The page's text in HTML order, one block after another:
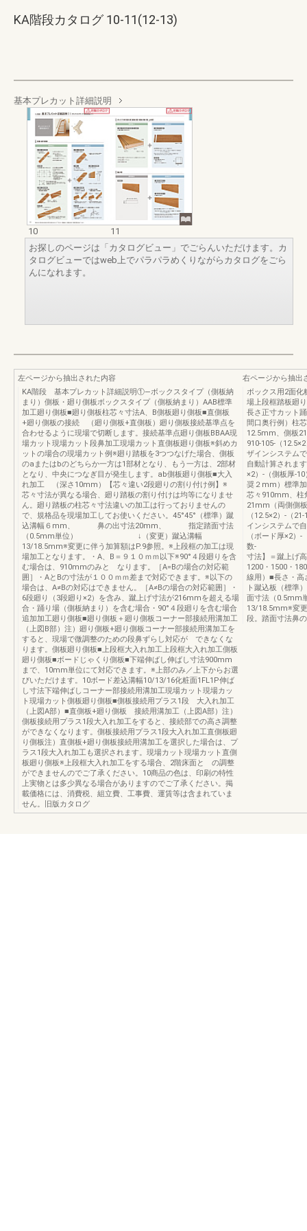
KA階段カタログ 10-11(12-13)
基本プレカット詳細説明
10
11
お探しのページは「カタログビュー」でごらんいただけます。カ
タログビューではweb上でパラパラめくりながらカタログをごら
んになれます。
左ページから抽出された内容
KA階段 基本プレカット詳細説明①—ボックスタイプ（側板納
まり）側板・廻り側板ボックスタイプ（側板納まり）AAB標準
加工廻り側板■廻り側板柱芯々寸法A、B側板廻り側板■直側板
+廻り側板の接続 （廻り側板+直側板）廻り側板接続基準点を
合わせるように現場で切断します。接続基準点廻り側板BBAA現
場カット現場カット段鼻加工現場カット直側板廻り側板※斜めカ
ットの場合の現場カット例※廻り踏板を3つつなげた場合、側板
のaまたはbのどちらか一方は1部材となり、もう一方は、2部材
となり、中央につなぎ目が発生します。ab側板廻り側板■大入
れ加工 （深さ10mm）【芯々違い2段廻りの割り付け例】※
芯々寸法が異なる場合、廻り踏板の割り付けは均等になりませ
ん。廻り踏板の柱芯々寸法違いの加工は行っておりませんの
で、規格品を現場加工してお使いください。45°45°（標準）蹴
込溝幅６mm、 鼻の出寸法20mm、 指定踏面寸法
（0.5mm単位） ↓（変更）蹴込溝幅
13/18.5mm※変更に伴う加算額はP.9参照。※上段框の加工は現
場加工となります。・A、B＝９１０ｍｍ以下※90°４段廻りを含
む場合は、910mmのみと なります。［A=Bの場合の対応範
囲］・AとBの寸法が１００ｍｍ差まで対応できます。※以下の
場合は、A≠Bの対応はできません。［A≠Bの場合の対応範囲］・
6段廻り（3段廻り×2）を含み、蹴上げ寸法が216mmを超える場
合・踊り場（側板納まり）を含む場合・90°４段廻りを含む場合
追加加工廻り側板■廻り側板＋廻り側板コーナー部接続用溝加工
（上図B部）注）廻り側板+廻り側板コーナー部接続用溝加工を
すると、現場で微調整のための段鼻ずらし対応が できなくな
ります。側板廻り側板■上段框大入れ加工上段框大入れ加工側板
廻り側板■ボードじゃくり側板■下端伸ばし伸ばし寸法900mm
まで、10mm単位にて対応できます。※上部のみ／上下からお選
びいただけます。10ボード差込溝幅10/13/16化粧面1FL1P伸ば
し寸法下端伸ばしコーナー部接続用溝加工現場カット現場カッ
ト現場カット側板廻り側板■側板接続用プラス1段 大入れ加工
（上図A部）■直側板+廻り側板 接続用溝加工（上図A部）注）
側板接続用プラス1段大入れ加工をすると、接続部での高さ調整
ができなくなります。側板接続用プラス1段大入れ加工直側板廻
り側板注）直側板+廻り側板接続用溝加工を選択した場合は、プ
ラス1段大入れ加工も選択されます。現場カット現場カット直側
板廻り側板※上段框大入れ加工をする場合、2階床面と の調整
ができませんのでご了承ください。10商品の色は、印刷の特性
上実物とは多少異なる場合がありますのでご了承ください。掲
載価格には、消費税、組立費、工事費、運賃等は含まれていま
せん。旧版カタログ
右ページから抽出
ボックス用2面化
場上段框踏板廻
長さ正寸カット
間口奥行例）柱
12.5mm、側板
910-105-（
ザインシステム
自動計算されま
×2）-（側板
奨２mm）標準
芯々910mm、柱
21mm（両側側
（12.5×2）-（
インシステムで
（ボード厚×2）
数- クリア
寸法】＝蹴上げ
1200・1500・
線用）■長さ・高
ト蹴込板（標準
面寸法（
13/18.5mm※変
段。踏面寸法鼻